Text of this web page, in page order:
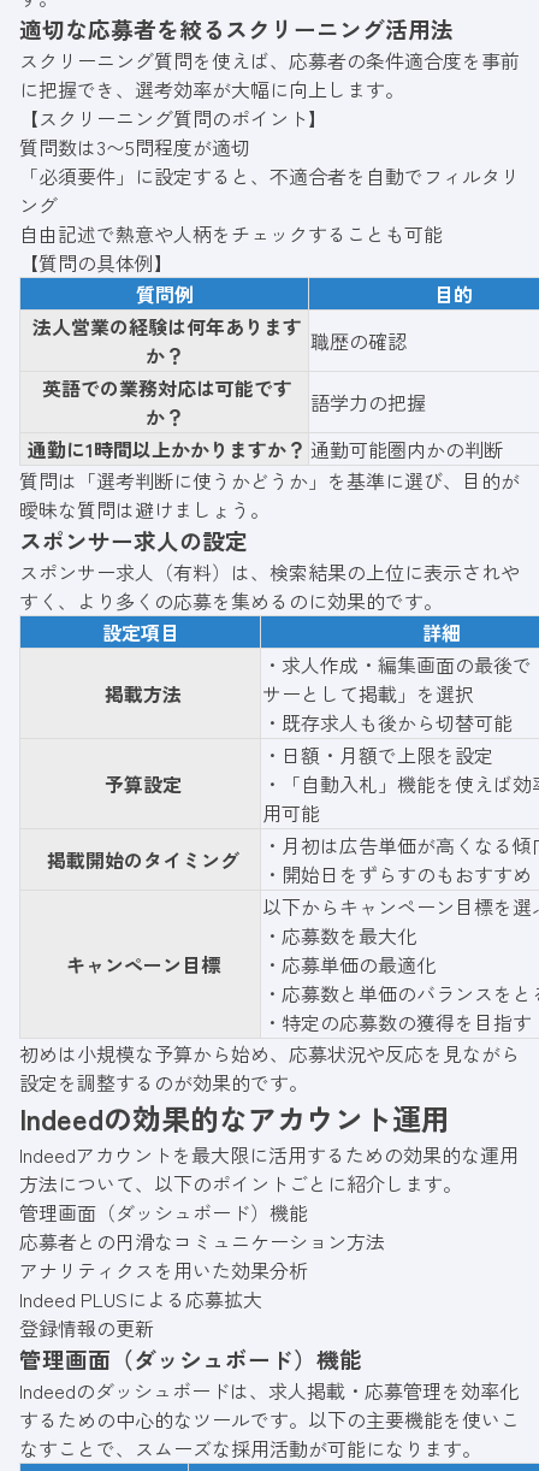
適切な応募者を絞るスクリーニング活用法
スクリーニング質問を使えば、応募者の条件適合度を事前
に把握でき、選考効率が大幅に向上します。
【スクリーニング質問のポイント】
質問数は3〜5問程度が適切
「必須要件」に設定すると、不適合者を自動でフィルタリ
ング
自由記述で熱意や人柄をチェックすることも可能
【質問の具体例】
質問例
目的
法人営業の経験は何年あります
か？
職歴の確認
英語での業務対応は可能です
か？
語学力の把握
通勤に1時間以上かかりますか？ 通勤可能圏内かの判断
質問は「選考判断に使うかどうか」を基準に選び、目的が
曖昧な質問は避けましょう。
スポンサー求人の設定
スポンサー求人（有料）は、検索結果の上位に表示されや
すく、より多くの応募を集めるのに効果的です。
設定項目
詳細
掲載方法
・求人作成・編集画面の最後
サーとして掲載」を選択
・既存求人も後から切替可能
予算設定
・日額・月額で上限を設定
・「自動入札」機能を使えば
用可能
掲載開始のタイミング
・月初は広告単価が高くなる
・開始日をずらすのもおすすめ
キャンペーン目標
以下からキャンペーン目標を選
・応募数を最大化
・応募単価の最適化
・応募数と単価のバランスをと
・特定の応募数の獲得を目指す
初めは小規模な予算から始め、応募状況や反応を見ながら
設定を調整するのが効果的です。
Indeedの効果的なアカウント運用
Indeedアカウントを最大限に活用するための効果的な運用
方法について、以下のポイントごとに紹介します。
管理画面（ダッシュボード）機能
応募者との円滑なコミュニケーション方法
アナリティクスを用いた効果分析
Indeed PLUSによる応募拡大
登録情報の更新
管理画面（ダッシュボード）機能
Indeedのダッシュボードは、求人掲載・応募管理を効率化
するための中心的なツールです。以下の主要機能を使いこ
なすことで、スムーズな採用活動が可能になります。